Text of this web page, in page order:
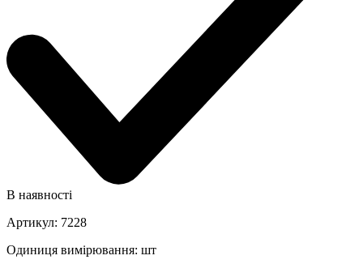
В наявності
Артикул: 7228
Одиниця вимірювання: шт